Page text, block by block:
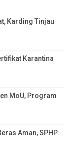
Karding Tinjau
Karantina
MoU, Program
Aman, SPHP